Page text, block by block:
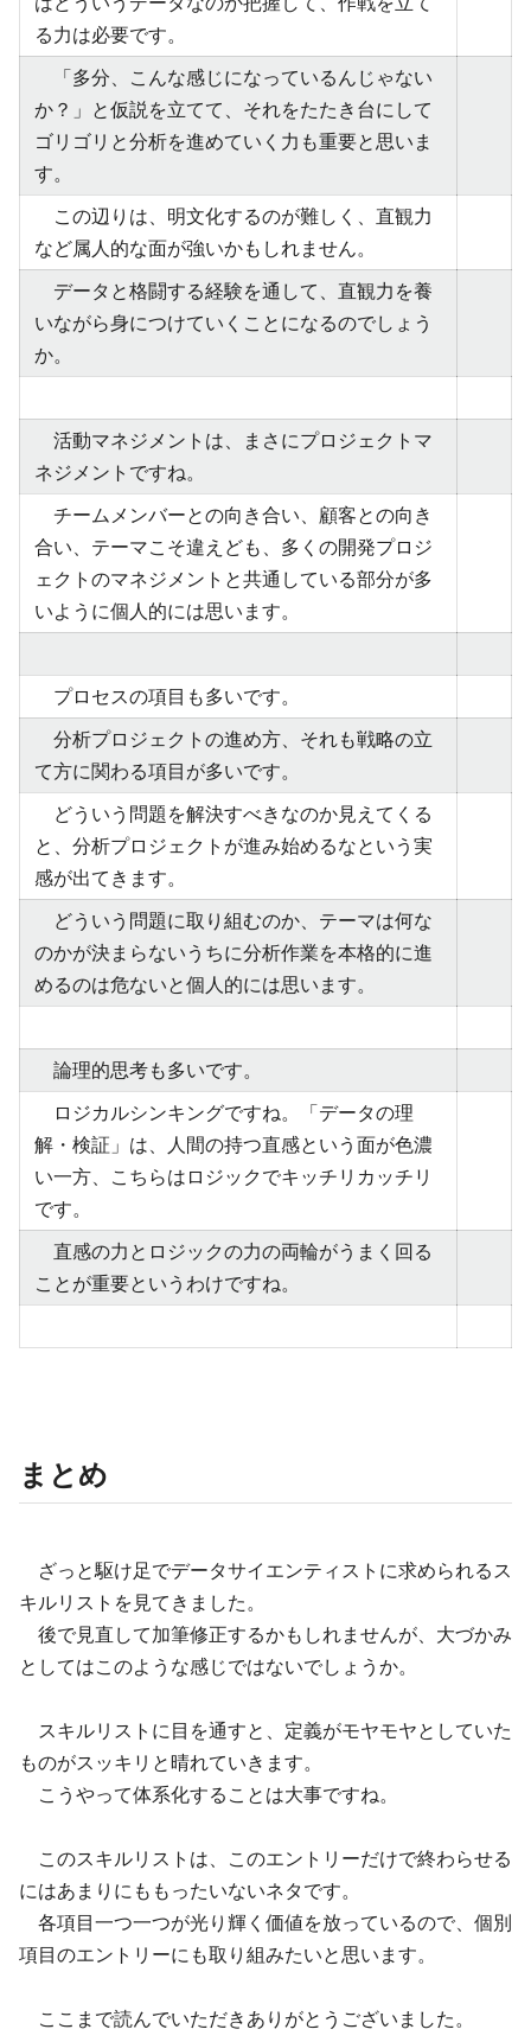
る力は必要です。
「多分、こんな感じになっているんじゃない
か？」と仮説を立てて、それをたたき台にして
ゴリゴリと分析を進めていく力も重要と思いま
す。
この辺りは、明文化するのが難しく、直観力
など属人的な面が強いかもしれません。
データと格闘する経験を通して、直観力を養
いながら身につけていくことになるのでしょう
か。
活動マネジメントは、まさにプロジェクトマ
ネジメントですね。
チームメンバーとの向き合い、顧客との向き
合い、テーマこそ違えども、多くの開発プロジ
ェクトのマネジメントと共通している部分が多
いように個人的には思います。
プロセスの項目も多いです。
分析プロジェクトの進め方、それも戦略の立
て方に関わる項目が多いです。
どういう問題を解決すべきなのか見えてくる
と、分析プロジェクトが進み始めるなという実
感が出てきます。
どういう問題に取り組むのか、テーマは何な
のかが決まらないうちに分析作業を本格的に進
めるのは危ないと個人的には思います。
論理的思考も多いです。
ロジカルシンキングですね。「データの理
解・検証」は、人間の持つ直感という面が色濃
い一方、こちらはロジックでキッチリカッチリ
です。
直感の力とロジックの力の両輪がうまく回る
ことが重要というわけですね。
まとめ
ざっと駆け足でデータサイエンティストに求められるス
キルリストを見てきました。
後で見直して加筆修正するかもしれませんが、大づかみ
としてはこのような感じではないでしょうか。
スキルリストに目を通すと、定義がモヤモヤとしていた
ものがスッキリと晴れていきます。
こうやって体系化することは大事ですね。
このスキルリストは、このエントリーだけで終わらせる
にはあまりにももったいないネタです。
各項目一つ一つが光り輝く価値を放っているので、個別
項目のエントリーにも取り組みたいと思います。
ここまで読んでいただきありがとうございました。